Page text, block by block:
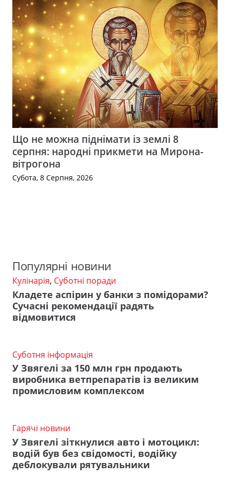
Що не можна піднімати із землі 8
серпня: народні прикмети на Мирона-
вітрогона
Субота, 8 Серпня, 2026
Популярні новини
Кулінарія, Суботні поради
Кладете аспірин у банки з помідорами?
Сучасні рекомендації радять
відмовитися
Суботня інформація
У Звягелі за 150 млн грн продають
виробника ветпрепаратів із великим
промисловим комплексом
Гарячі новини
У Звягелі зіткнулися авто і мотоцикл:
водій був без свідомості, водійку
деблокували рятувальники